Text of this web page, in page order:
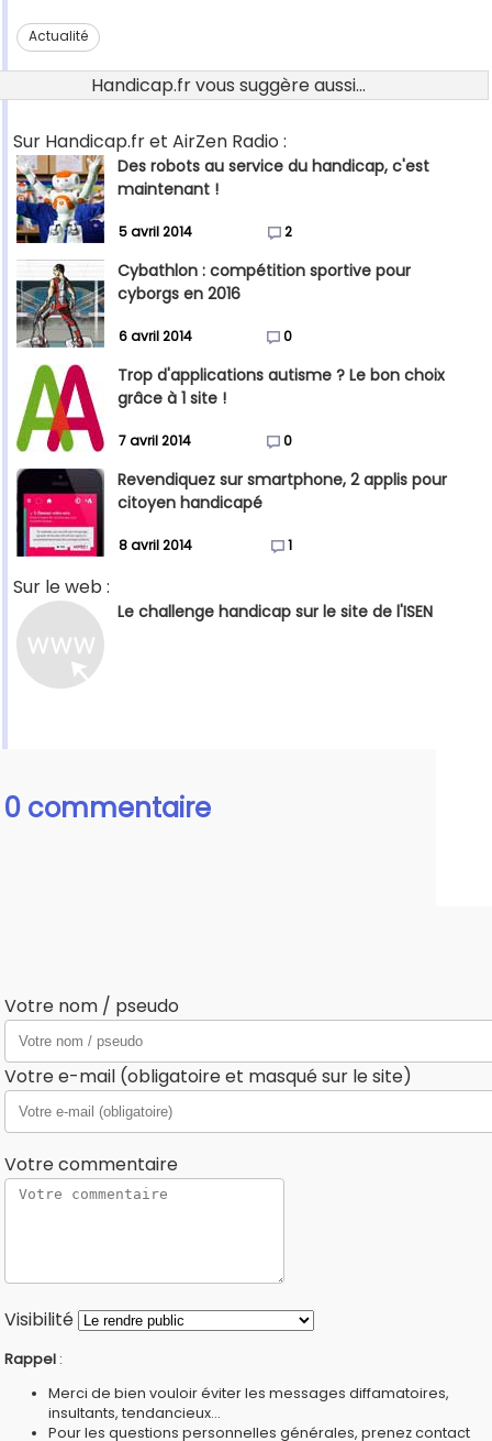
Actualité
Handicap.fr vous suggère aussi...
Sur Handicap.fr et AirZen Radio :
Des robots au service du handicap, c'est
maintenant !
5 avril 2014 2
Cybathlon : compétition sportive pour
cyborgs en 2016
6 avril 2014 0
Trop d'applications autisme ? Le bon choix
grâce à 1 site !
7 avril 2014 0
Revendiquez sur smartphone, 2 applis pour
citoyen handicapé
8 avril 2014 1
Sur le web :
Le challenge handicap sur le site de l'ISEN
0 commentaire
Votre nom / pseudo
Votre e-mail (obligatoire et masqué sur le site)
Votre commentaire
Visibilité
Rappel :
Merci de bien vouloir éviter les messages diffamatoires,
insultants, tendancieux...
Pour les questions personnelles générales, prenez contact